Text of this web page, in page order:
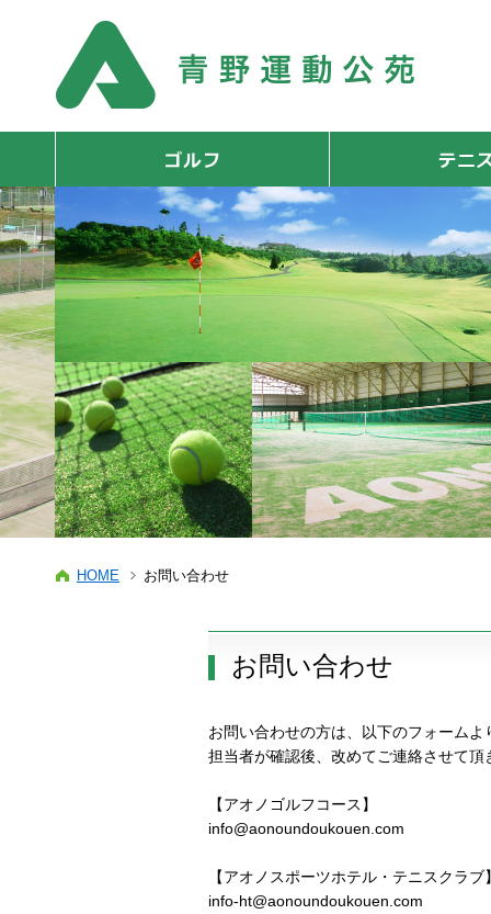
HOME お問い合わせ
お問い合わせ
お問い合わせの方は、以下のフォーム
担当者が確認後、改めてご連絡させて頂
【アオノゴルフコース】
info@aonoundoukouen.com
【アオノスポーツホテル・テニスクラブ
info-ht@aonoundoukouen.com